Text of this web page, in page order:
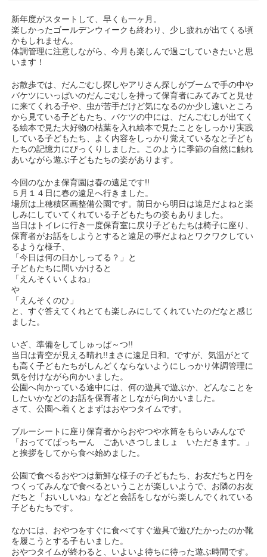
新年度がスタートして、早くも一ヶ月。
楽しかったゴールデンウィークも終わり、少し疲れが出てくる頃
かもしれません。
体調管理に注意しながら、今月も楽しんで過ごしていきたいと思
います！
お散歩では、だんごむし探しやアリさん探しがブームで手の中や
バケツにいっぱいのだんごむしを持って保育者にみてみてと見せ
に来てくれる子や、虫が苦手だけど気になるのか少し遠いところ
から見ている子どもたち、バケツの中には、だんごむしが出てく
る絵本で見た大好物の枯葉を入れ絵本で見たことをしっかり実践
している子どもたち、よく内容をしっかり覚えているなと子ども
たちの記憶力にびっくりしました。このように季節の自然に触れ
あいながら遊ぶ子どもたちの姿があります。
今回のなかま保育園は春の遠足です!!
５月１４日に春の遠足へ行きました。
場所は上穂積区画整備公園です。前日から明日は遠足だよねと楽
しみにしていてくれている子どもたちの姿もありました。
当日はトイレに行き一度保育室に戻り子どもたちは椅子に座り、
保育者がお話をしようとすると遠足の事だよねとワクワクしてい
るような様子、
「今日は何の日かしってる？」と
子どもたちに問いかけると
「えんそくいくよね」
や
「えんそくのひ」
と、すぐ答えてくれとても楽しみにしてくれていたのだなと感じ
ました。
いざ、準備をしてしゅっぱ～つ!!
当日は青空が見える晴れ!!まさに遠足日和。ですが、気温がとて
も高く子どもたちがしんどくならないようにしっかり体調管理に
気を付けながら向かいました。
公園へ向かっている途中には、何の遊具で遊ぶか、どんなことを
したいかなどのお話を保育者としながら向かいました。
さて、公園へ着くとまずはおやつタイムです。
ブルーシートに座り保育者からおやつや水筒をもらいみんなで
「おっててぱっちーん ごあいさつしましょ いただきます。」
と挨拶をしてから食べ始めました。
公園で食べるおやつは新鮮な様子の子どもたち、お友だちと円を
つくってみんなで食べるということが楽しいようで、お隣のお友
だちと「おいしいね」などと会話をしながら楽しんでくれている
子どもたちです。
なかには、おやつをすぐに食べてすぐ遊具で遊びたかったのか靴
を履こうとする子もいました。
おやつタイムが終わると、いよいよ待ちに待った遊ぶ時間です。